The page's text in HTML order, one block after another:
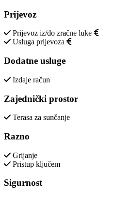
Prijevoz
Prijevoz iz/do zračne luke
Usluga prijevoza
Dodatne usluge
Izdaje račun
Zajednički prostor
Terasa za sunčanje
Razno
Grijanje
Pristup ključem
Sigurnost